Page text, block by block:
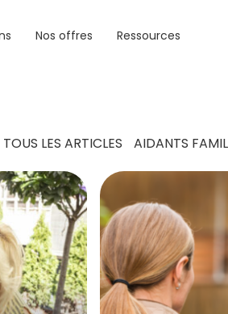
Nos offres Ressources
TOUS LES ARTICLES AIDANTS